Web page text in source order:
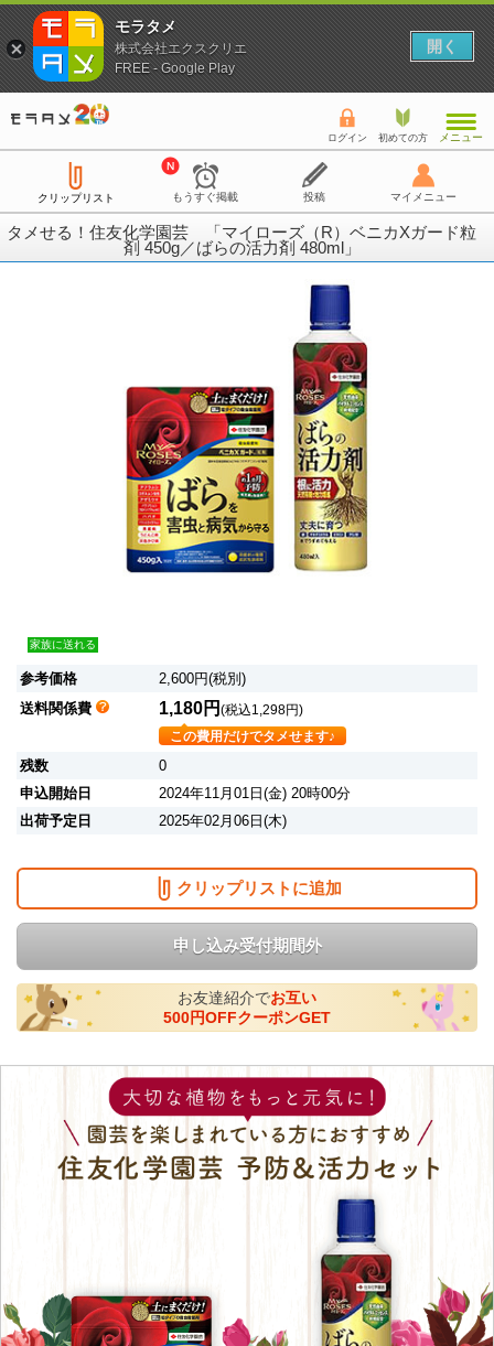
ログイン 初めての方 メニュー
クリップリスト もうすぐ掲載 投稿 マイメニュー
タメせる！住友化学園芸 「マイローズ（R）ベニカXガード粒
剤 450g／ばらの活力剤 480ml」
家族に送れる
参考価格
2,600円(税別)
送料関係費
1,180円 (税込1,298円)
この費用だけでタメせます♪
残数
0
申込開始日
2024年11月01日(金) 20時00分
出荷予定日
2025年02月06日(木)
クリップリストに追加
申し込み受付期間外
お友達紹介でお互い
500円OFFクーポンGET
モラタメ
株式会社エクスクリエ
FREE - Google Play
開く